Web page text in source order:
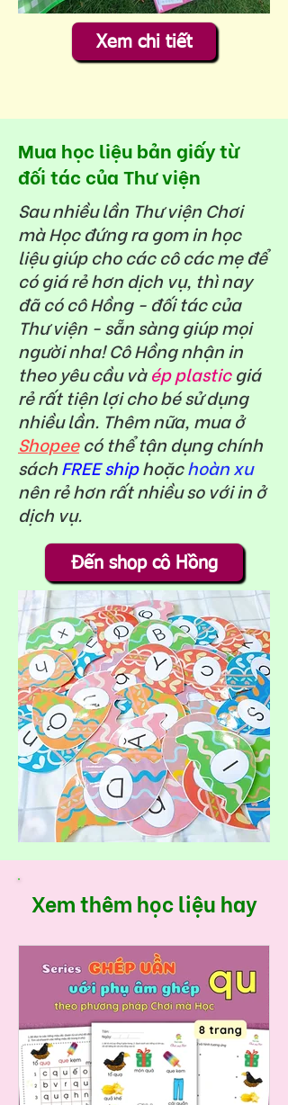
Xem chi tiết
Mua học liệu bản giấy từ
đối tác của Thư viện
Sau nhiều lần Thư viện Chơi
mà Học đứng ra gom in học
liệu giúp cho các cô các mẹ để
có giá rẻ hơn dịch vụ, thì nay
đã có cô Hồng - đối tác của
Thư viện - sẵn sàng giúp mọi
người nha! Cô Hồng nhận in
theo yêu cầu vàép plasticgiá
rẻ rất tiện lợi cho bé sử dụng
nhiều lần. Thêm nữa, mua ở
Shopeecó thể tận dụng chính
sáchFREE shiphoặchoàn xu
nên rẻ hơn rất nhiều so với in ở
dịch vụ.
Đến shop cô Hồng
Xem thêm học liệu hay